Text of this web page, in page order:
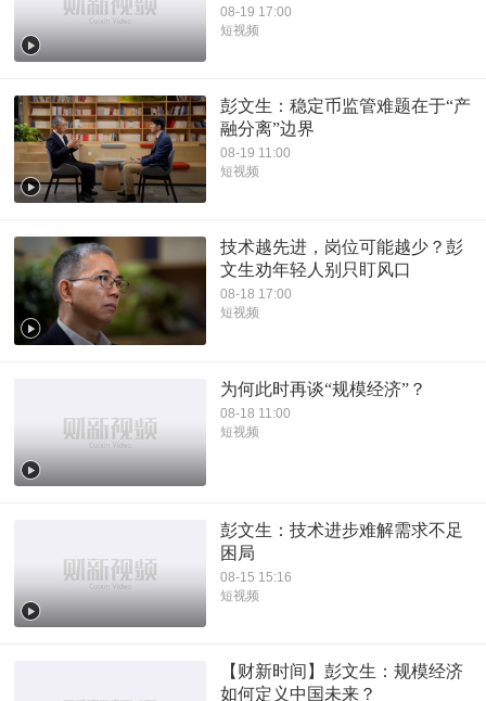
08-19 17:00
短视频
彭文生：稳定币监管难题在于“产
融分离”边界
08-19 11:00
短视频
技术越先进，岗位可能越少？彭
文生劝年轻人别只盯风口
08-18 17:00
短视频
为何此时再谈“规模经济”？
08-18 11:00
短视频
彭文生：技术进步难解需求不足
困局
08-15 15:16
短视频
【财新时间】彭文生：规模经济
如何定义中国未来？